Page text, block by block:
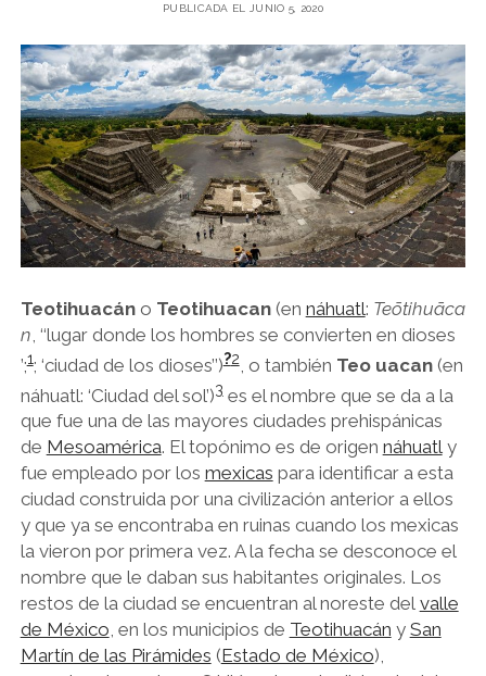
PUBLICADA EL JUNIO 5, 2020
Teotihuacáno Teotihuacan(en náhuatl: Teōtihuāca
n , ‘‘lugar donde los hombres se convierten en dioses
’;1​; ‘ciudad de los dioses’’)?2​, o también Teo uacan(en
náhuatl: ‘Ciudad del sol’)3​ es el nombre que se da a la
que fue una de las mayores ciudades prehispánicas
de Mesoamérica. El topónimo es de origen náhuatly
fue empleado por los mexicas para identificar a esta
ciudad construida por una civilización anterior a ellos
y que ya se encontraba en ruinas cuando los mexicas
la vieron por primera vez. A la fecha se desconoce el
nombre que le daban sus habitantes originales. Los
restos de la ciudad se encuentran al noreste del valle
de México, en los municipios de Teotihuacán y San
Martín de las Pirámides (Estado de México),